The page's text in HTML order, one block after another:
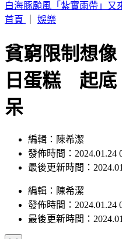
別只看台積電！ 外媒點名
首頁
娛樂
貧窮限制想
日蛋糕 起底
呆
編輯：陳希潔
發佈時間：2024.01.24
最後更新時間：
編輯 ： 陳希潔
發佈時間： 2024.01.24
最後更新時間：